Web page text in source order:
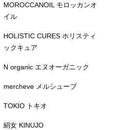
MOROCCANOIL モロッカンオ
イル
HOLISTIC CURES ホリスティ
ックキュア
N organic エヌオーガニック
mercheve メルシューブ
TOKIO トキオ
絹女 KINUJO